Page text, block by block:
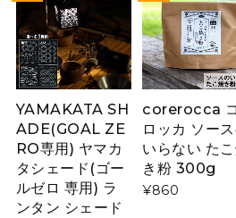
YAMAKATA SH
ADE(GOAL ZE
RO専用) ヤマカ
タシェード(ゴー
ルゼロ 専用) ラ
ンタン シェード
corerocca
ロッカ ソー
いらない た
き粉 300g
¥860